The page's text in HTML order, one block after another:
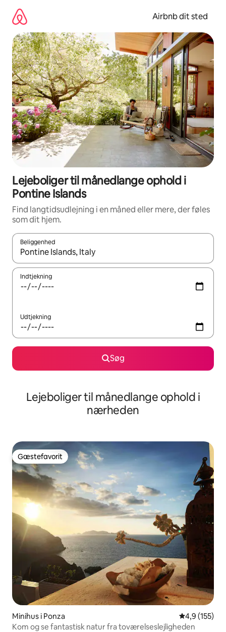
videre
indhold
Airbnb dit sted
Lejeboliger til månedlange ophold i
Pontine Islands
Find langtidsudlejning i en måned eller mere, der føles
som dit hjem.
Beliggenhed
Når resultaterne er tilgængelige, skal du navigere med
Indtjekning
Udtjekning
Søg
Lejeboliger til månedlange ophold i
nærheden
Gæstefavorit
Gæstefavorit
Minihus i Ponza 4,9 ud af 5 i
4,9 (155)
Kom og se fantastisk natur fra toværelseslejligheden